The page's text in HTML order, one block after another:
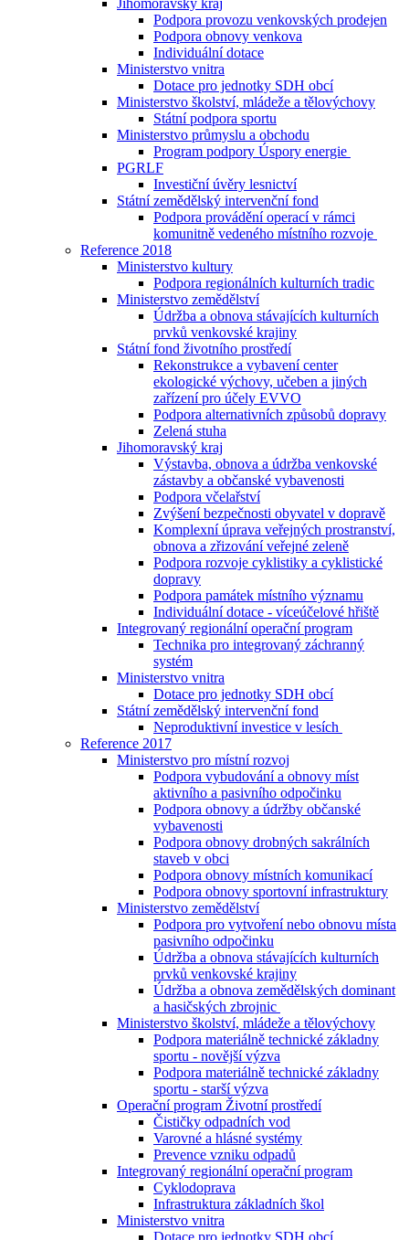
Jihomoravský kraj
Podpora provozu venkovských prodejen
Podpora obnovy venkova
Individuální dotace
Ministerstvo vnitra
Dotace pro jednotky SDH obcí
Ministerstvo školství, mládeže a tělovýchovy
Státní podpora sportu
Ministerstvo průmyslu a obchodu
Program podpory Úspory energie
PGRLF
Investiční úvěry lesnictví
Státní zemědělský intervenční fond
Podpora provádění operací v rámci
komunitně vedeného místního rozvoje
Reference 2018
Ministerstvo kultury
Podpora regionálních kulturních tradic
Ministerstvo zemědělství
Údržba a obnova stávajících kulturních
prvků venkovské krajiny
Státní fond životního prostředí
Rekonstrukce a vybavení center
ekologické výchovy, učeben a jiných
zařízení pro účely EVVO
Podpora alternativních způsobů dopravy
Zelená stuha
Jihomoravský kraj
Výstavba, obnova a údržba venkovské
zástavby a občanské vybavenosti
Podpora včelařství
Zvýšení bezpečnosti obyvatel v dopravě
Komplexní úprava veřejných prostranství,
obnova a zřizování veřejné zeleně
Podpora rozvoje cyklistiky a cyklistické
dopravy
Podpora památek místního významu
Individuální dotace - víceúčelové hřiště
Integrovaný regionální operační program
Technika pro integrovaný záchranný
systém
Ministerstvo vnitra
Dotace pro jednotky SDH obcí
Státní zemědělský intervenční fond
Neproduktivní investice v lesích
Reference 2017
Ministerstvo pro místní rozvoj
Podpora vybudování a obnovy míst
aktivního a pasivního odpočinku
Podpora obnovy a údržby občanské
vybavenosti
Podpora obnovy drobných sakrálních
staveb v obci
Podpora obnovy místních komunikací
Podpora obnovy sportovní infrastruktury
Ministerstvo zemědělství
Podpora pro vytvoření nebo obnovu místa
pasivního odpočinku
Údržba a obnova stávajících kulturních
prvků venkovské krajiny
Údržba a obnova zemědělských dominant
a hasičských zbrojnic
Ministerstvo školství, mládeže a tělovýchovy
Podpora materiálně technické základny
sportu - novější výzva
Podpora materiálně technické základny
sportu - starší výzva
Operační program Životní prostředí
Čističky odpadních vod
Varovné a hlásné systémy
Prevence vzniku odpadů
Integrovaný regionální operační program
Cyklodoprava
Infrastruktura základních škol
Ministerstvo vnitra
Dotace pro jednotky SDH obcí